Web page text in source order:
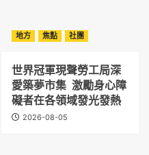
地方 焦點 社團
世界冠軍現聲勞工局深
愛築夢市集 激勵身心障
礙者在各領域發光發熱
2026-08-05